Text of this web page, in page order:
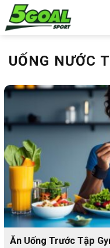
Chuyển
đến
UỐNG NƯỚC
Ăn Uống Trước Tập